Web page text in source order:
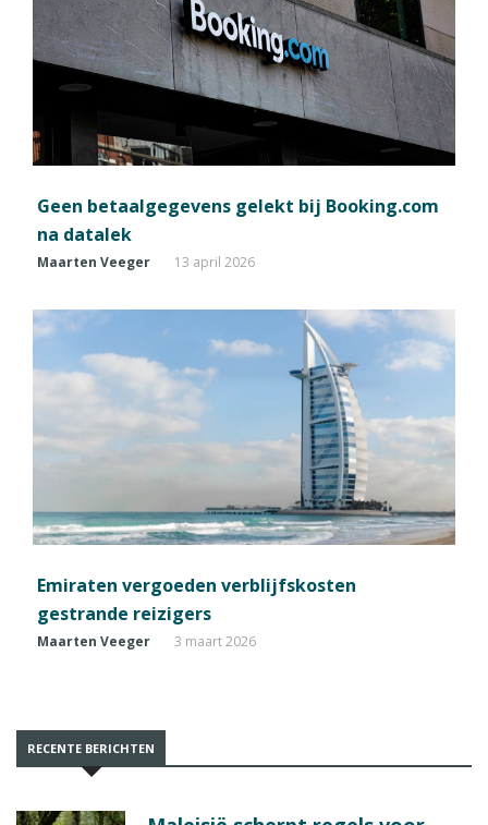
Geen betaalgegevens gelekt bij Booking.com
na datalek
Maarten Veeger 13 april 2026
Emiraten vergoeden verblijfskosten
gestrande reizigers
Maarten Veeger 3 maart 2026
RECENTE BERICHTEN